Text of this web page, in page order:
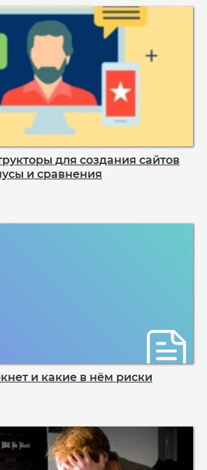
для создания сайтов
и сравнения
и какие в нём риски